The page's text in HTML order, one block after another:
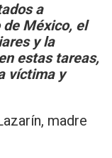
a
México, el
y la
estas tareas,
víctima y
madre